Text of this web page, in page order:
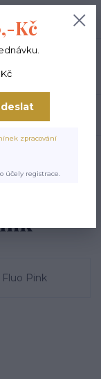
0,00 Kč
Kč
zpracování
účely registrace.